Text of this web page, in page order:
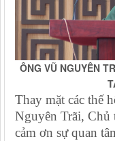
ÔNG VŨ NGUYÊN
Thay mặt các thế
Nguyên Trãi, Chủ
cảm ơn sự quan